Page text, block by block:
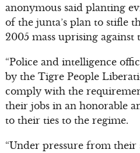
anonymous said planting
of the junta’s plan to stifle
2005 mass uprising
“Police and intelligence
by the Tigre People
comply with the
their jobs in an honorable
to their ties to the regime.
“Under pressure from